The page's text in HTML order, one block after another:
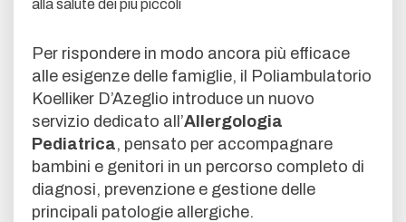
Per rispondere in modo ancora più efficace
alle esigenze delle famiglie, il Poliambulatorio
Koelliker D’Azeglio introduce un nuovo
servizio dedicato all’Allergologia
Pediatrica, pensato per accompagnare
bambini e genitori in un percorso completo di
diagnosi, prevenzione e gestione delle
principali patologie allergiche.